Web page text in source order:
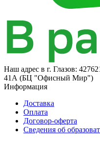
Наш адрес в г. Глазов:
41А (БЦ "Офисный Мир")
Информация
Доставка
Оплата
Договор-оферта
Сведения об